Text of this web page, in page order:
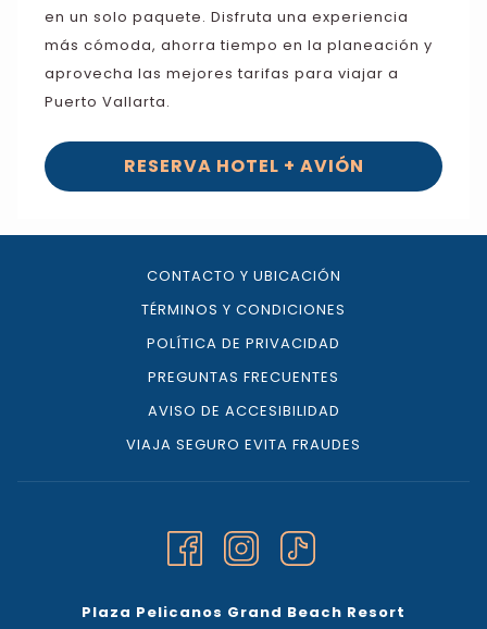
en un solo paquete. Disfruta una experiencia
más cómoda, ahorra tiempo en la planeación y
aprovecha las mejores tarifas para viajar a
Puerto Vallarta.
RESERVA HOTEL + AVIÓN
CONTACTO Y UBICACIÓN
TÉRMINOS Y CONDICIONES
POLÍTICA DE PRIVACIDAD
PREGUNTAS FRECUENTES
AVISO DE ACCESIBILIDAD
VIAJA SEGURO EVITA FRAUDES
Plaza Pelicanos Grand Beach Resort